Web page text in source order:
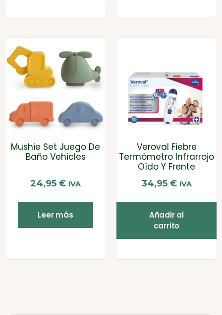
Mushie Set Juego De
Baño Vehicles
24,95 € IVA
Leer más
Veroval Fiebre
Termómetro Infrarrojo
Oído Y Frente
34,95 € IVA
Añadir al
carrito